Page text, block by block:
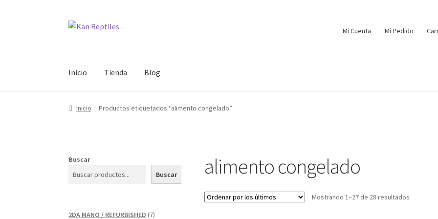
Ir
Ir
Mi Cuenta Mi Pedido
Inicio Tienda Blog
Inicio Productos etiquetados “alimento congelado”
alimento congelado
Mostrando 1–27 de 28 resultados
Buscar
Buscar
2DA MANO / REFURBISHED 77